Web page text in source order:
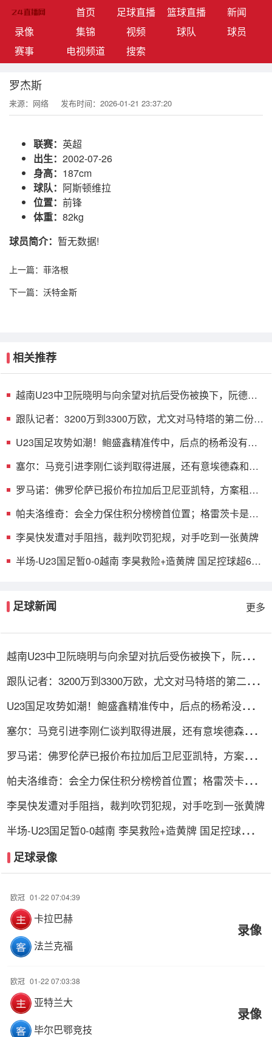
首页(current)足球直播 篮球直播
新闻
录像
集锦 视频 球队
球员
赛事
电视频道 搜索
罗杰斯
来源：网络 发布时间：2026-01-21 23:37:20
联赛： 英超
出生： 2002-07-26
身高： 187cm
球队： 阿斯顿维拉
位置： 前锋
体重： 82kg
球员简介： 暂无数据!
上一篇： 菲洛根
下一篇： 沃特金斯
相关推荐
越南U23中卫阮晓明与向余望对抗后受伤被换下，阮德英
跟队记者：3200万到3300万欧，尤文对马特塔的第二份报
U23国足攻势如潮！鲍盛鑫精准传中，后点的杨希没有顶
塞尔：马竞引进李刚仁谈判取得进展，还有意埃德森和若
罗马诺：佛罗伦萨已报价布拉加后卫尼亚凯特，方案租借
帕夫洛维奇：会全力保住积分榜榜首位置；格雷茨卡是我
李昊快发遭对手阻挡，裁判吹罚犯规，对手吃到一张黄牌
半场-U23国足暂0-0越南 李昊救险+造黄牌 国足控球超6成
足球新闻 更多
越南U23中卫阮晓明与向余望对抗后受伤被换下，阮德英
跟队记者：3200万到3300万欧，尤文对马特塔的第二份
U23国足攻势如潮！鲍盛鑫精准传中，后点的杨希没有顶
塞尔：马竞引进李刚仁谈判取得进展，还有意埃德森和若
罗马诺：佛罗伦萨已报价布拉加后卫尼亚凯特，方案租借
帕夫洛维奇：会全力保住积分榜榜首位置；格雷茨卡是我
李昊快发遭对手阻挡，裁判吹罚犯规，对手吃到一张黄牌
半场-U23国足暂0-0越南 李昊救险+造黄牌 国足控球超6
足球录像
欧冠 01-22 07:04:39
卡拉巴赫
法兰克福
录像
欧冠 01-22 07:03:38
亚特兰大
毕尔巴鄂竞技
录像